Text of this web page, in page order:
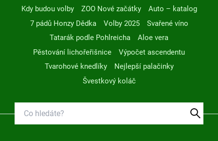
Kdy budou volby
ZOO Nové začátky
Auto – katalog
7 pádů Honzy Dědka
Volby 2025
Svařené víno
Tatarák podle Pohlreicha
Aloe vera
Pěstování lichořeřišnice
Výpočet ascendentu
Tvarohové knedlíky
Nejlepší palačinky
Švestkový koláč